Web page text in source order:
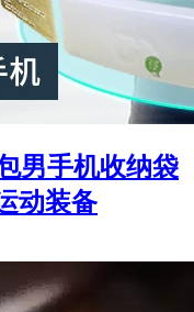
男手机收纳袋
动装备